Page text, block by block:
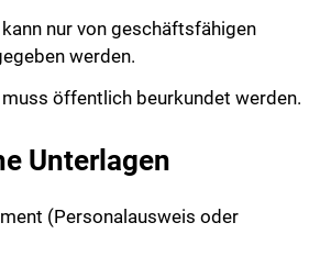
nur von geschäftsfähigen
werden.
muss öffentlich beurkundet werden.
Unterlagen
(Personalausweis oder